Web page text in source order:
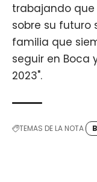
trabajando que
sobre su futuro
familia que
seguir en Boca
2023".
TEMAS DE LA NOTA